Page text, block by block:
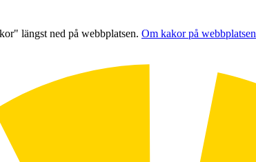
längst ned på webbplatsen. Om kakor på webbplatsen